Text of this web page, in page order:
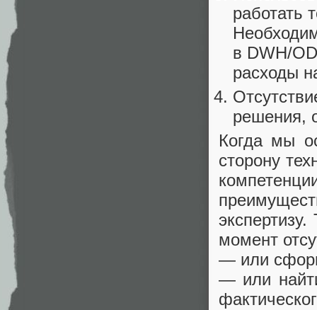
работать
в DWH/
расходы
решения,
Когда мы
сторону
момент
— или
— или